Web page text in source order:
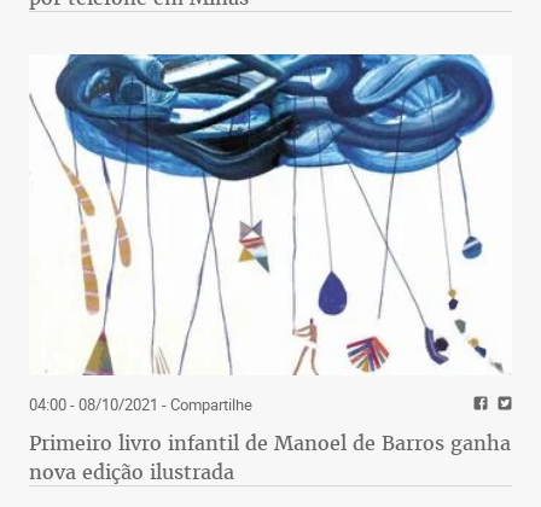
04:00 - 08/10/2021 - Compartilhe
Primeiro livro infantil de Manoel de Barros ganha
nova edição ilustrada